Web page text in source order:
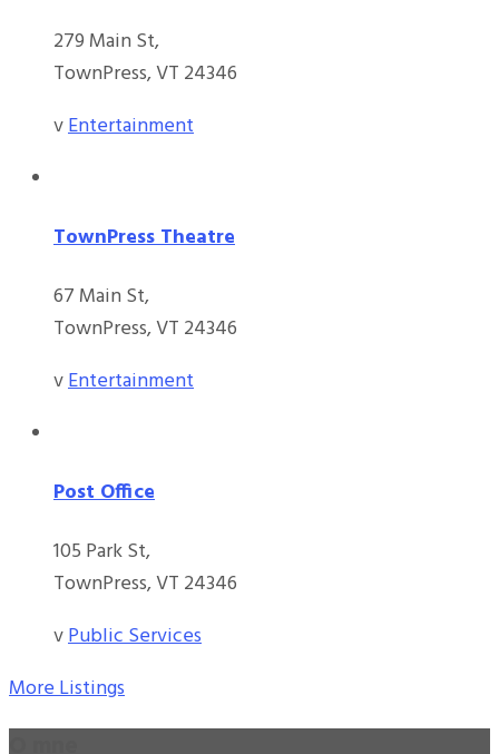
279 Main St,
TownPress, VT 24346
vEntertainment
TownPress Theatre
67 Main St,
TownPress, VT 24346
vEntertainment
Post Office
105 Park St,
TownPress, VT 24346
vPublic Services
More Listings